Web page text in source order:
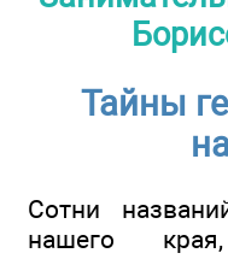
Тайны
Сотни
нашего